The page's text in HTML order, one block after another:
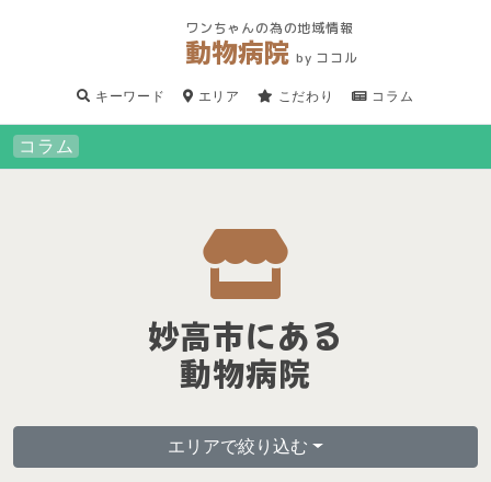
ワンちゃんの為の地域情報
動物病院by ココル
キーワード エリア こだわり コラム
コラム
妙高市にある
動物病院
エリアで絞り込む